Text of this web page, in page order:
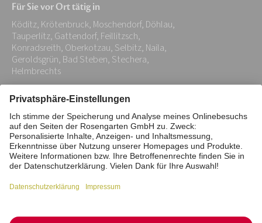
Adresse:
*
Für Sie vor Ort tätig in
Köditz, Krötenbruck, Moschendorf, Döhlau,
Tauperlitz, Gattendorf, Feillitzsch,
Konradsreith, Oberkotzau, Selbitz, Naila,
Geroldsgrün, Bad Steben, Stechera,
Helmbrechts
Impressum Datenschutz
Stiftung
Interne Meldestelle
Zahlungsmittel
Barrierefreiheitserklärung
Vertrag widerrufen